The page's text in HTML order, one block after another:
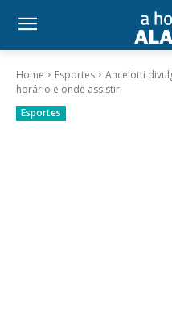
Home Esportes
Ancelotti
horário e onde assistir
Esportes